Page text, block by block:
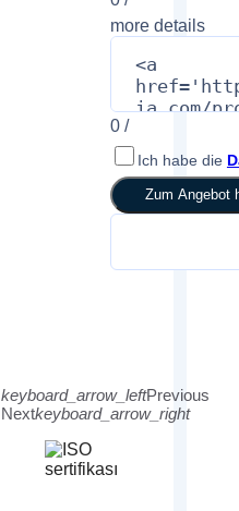
more details
0/
Ich habe die
Zum Angebot
keyboard_arrow_leftPrevious
Nextkeyboard_arrow_right